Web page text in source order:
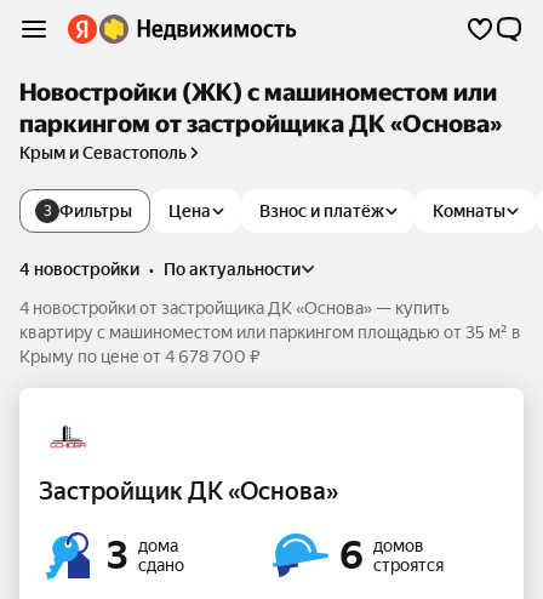
Новостройки (ЖК) с машиноместом или
паркингом от застройщика ДК «Основа»
Крым и Севастополь
3 Фильтры Цена Взнос и платёж Комнаты
4 новостройки •
по актуальности
4 новостройки от застройщика ДК «Основа» — купить
квартиру с машиноместом или паркингом площадью от 35 м² в
Крыму по цене от 4 678 700 ₽
Застройщик ДК «Основа»
3
дома
сдано
6
домов
строятся